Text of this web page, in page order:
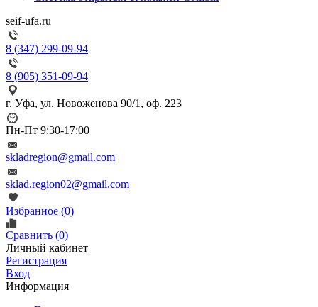
seif-ufa.ru
8 (347) 299-09-94
8 (905) 351-09-94
г. Уфа, ул. Новоженова 90/1, оф. 223
Пн-Пт 9:30-17:00
skladregion@gmail.com
sklad.region02@gmail.com
Избранное (0)
Сравнить (0)
Личный кабинет
Регистрация
Вход
Информация